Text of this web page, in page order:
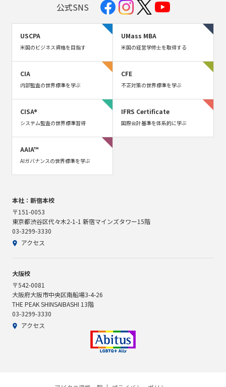
公式SNS
USCPA
米国のビジネス資格を目指す
UMass MBA
米国の経営学修士を取得する
CIA
内部監査の世界標準を学ぶ
CFE
不正対策の世界標準を学ぶ
CISA®
システム監査の世界標準習得
IFRS Certificate
国際会計基準を体系的に学ぶ
AAIA™
AIガバナンスの世界標準を学ぶ
本社：新宿本校
〒151-0053
東京都渋谷区代々木2-1-1 新宿マインズタワー15階
03-3299-3330
アクセス
大阪校
〒542-0081
大阪府大阪市中央区南船場3-4-26
THE PEAK SHINSAIBASHI 13階
03-3299-3330
アクセス